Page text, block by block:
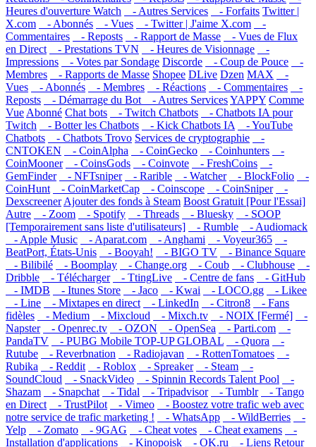
Heures d'ouverture Watch
- Autres Services - Forfaits Twitter |
X.com
- Abonnés - Vues - Twitter | J'aime X.com
-
Commentaires
- Reposts - Rapport de Masse
- Vues de Flux
en Direct
- Prestations TVN - Heures de Visionnage
-
Impressions
- Votes par Sondage Discorde - Coup de Pouce
-
Membres
- Rapports de Masse Shopee DLive Dzen MAX
-
Vues
- Abonnés - Membres - Réactions - Commentaires
-
Reposts
- Démarrage du Bot - Autres ServicesYAPPY Comme
Vue Abonné Chat bots - Twitch Chatbots
- Chatbots IA pour
Twitch
- Botter les Chatbots - Kick Chatbots IA
- YouTube
Chatbots
- Chatbots Trovo Services de cryptographie
-
CNTOKEN
- CoinAlpha - CoinGecko - Coinhunters
-
CoinMooner
- CoinsGods - Coinvote - FreshCoins
-
GemFinder
- NFTsniper - Rarible - Watcher - BlockFolio
-
CoinHunt
- CoinMarketCap - Coinscope - CoinSniper
-
Dexscreener Ajouter des fonds à Steam Boost Gratuit [Pour l'Essai]
Autre
- Zoom - Spotify - Threads - Bluesky
- SOOP
[Temporairement sans liste d'utilisateurs]
- Rumble
- Audiomack
- Apple Music
- Aparat.com - Anghami - Voyeur365
-
BeatPort, États-Unis
- Booyah! - BIGO TV
- Binance Square
- Bilibilé
- Boomplay - Change.org - Coub - Clubhouse
-
Dribble
- Télécharger - TtingLive - Centre de fans
- GitHub
- IMDB
- Itunes Store - Jaco - Kwai - LOCO.gg
- Likee
- Line
- Mixtapes en direct - LinkedIn - Citron8
- Fans
fidèles
- Medium - Mixcloud - Mixch.tv - NOIX [Fermé]
-
Napster
- Openrec.tv - OZON - OpenSea - Parti.com
-
PandaTV
- PUBG Mobile TOP-UP GLOBAL - Quora
-
Rutube
- Reverbnation - Radiojavan - RottenTomatoes
-
Rubika
- Reddit - Roblox - Spreaker - Steam
-
SoundCloud
- SnackVideo - Spinnin Records Talent Pool
-
Shazam
- Snapchat - Tidal - Tripadvisor - Tumblr
- Tango
en Direct
- TrustPilot - Vimeo
- Boostez votre trafic web avec
notre service de trafic marketing !
- WhatsApp - WildBerries
-
Yelp
- Zomato - 9GAG - Cheat votes - Cheat examens
-
Installation d'applications
- Kinopoisk - OK.ru
- Liens Retour